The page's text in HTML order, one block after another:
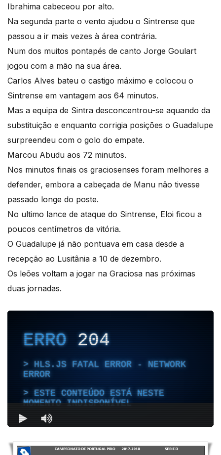
Ibrahima cabeceou por alto.
Na segunda parte o vento ajudou o Sintrense que
passou a ir mais vezes à área contrária.
Num dos muitos pontapés de canto Jorge Goulart
jogou com a mão na sua área.
Carlos Alves bateu o castigo máximo e colocou o
Sintrense em vantagem aos 64 minutos.
Mas a equipa de Sintra desconcentrou-se aquando da
substituição e enquanto corrigia posições o Guadalupe
surpreendeu com o golo do empate.
Marcou Abudu aos 72 minutos.
Nos minutos finais os graciosenses foram melhores a
defender, embora a cabeçada de Manu não tivesse
passado longe do poste.
No ultimo lance de ataque do Sintrense, Eloi ficou a
poucos centímetros da vitória.
O Guadalupe já não pontuava em casa desde a
recepção ao Lusitânia a 10 de dezembro.
Os leões voltam a jogar na Graciosa nas próximas
duas jornadas.